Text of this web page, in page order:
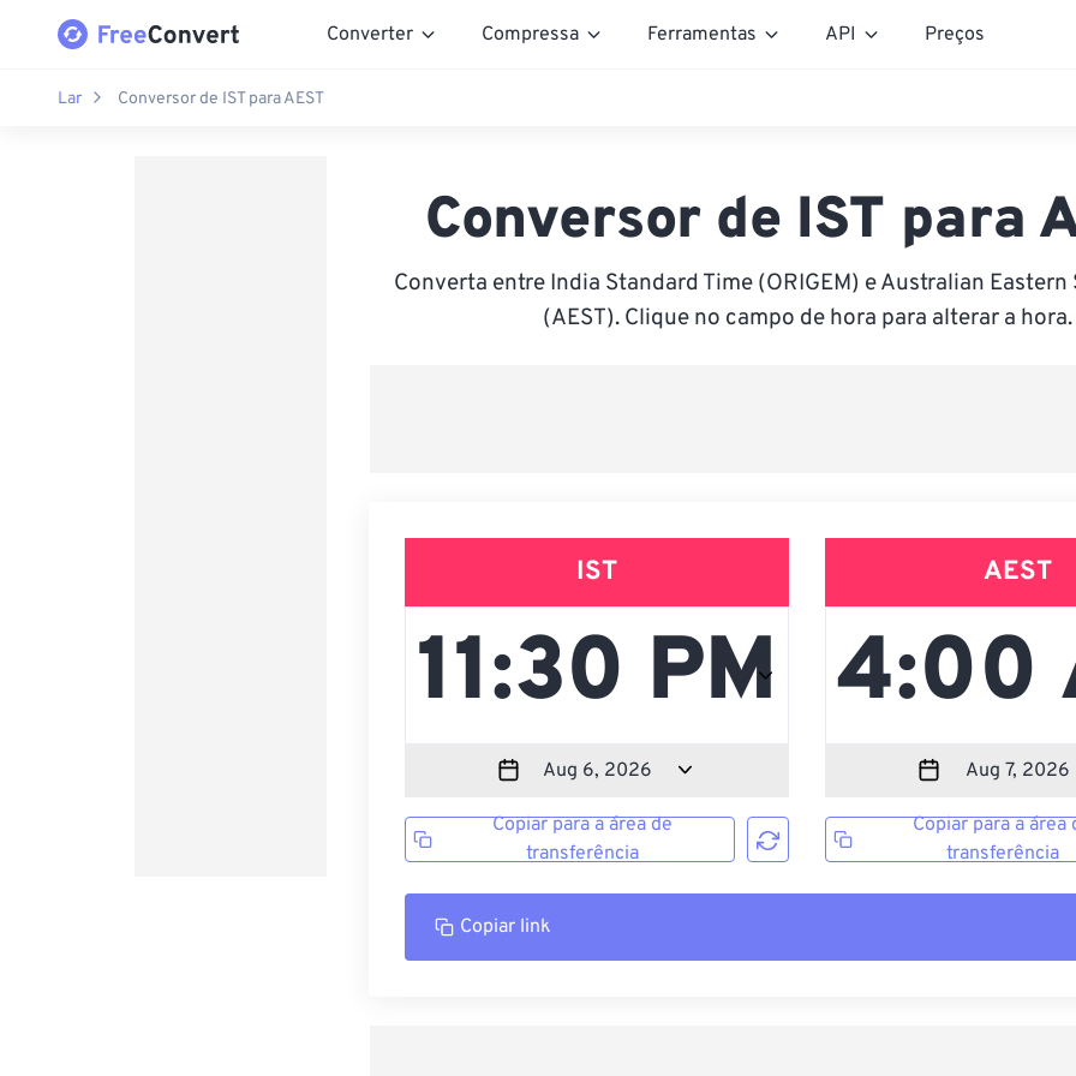
Converter Compressa Ferramentas API Preços
Lar Conversor de IST para AEST
Conversor de IST para
Converta entre India Standard Time (ORIGEM) e Australian
(AEST). Clique no campo de hora para alterar a hora.
IST
Copiar para a área de
transferência
AEST
Copiar para a área
transferência
Copiar link